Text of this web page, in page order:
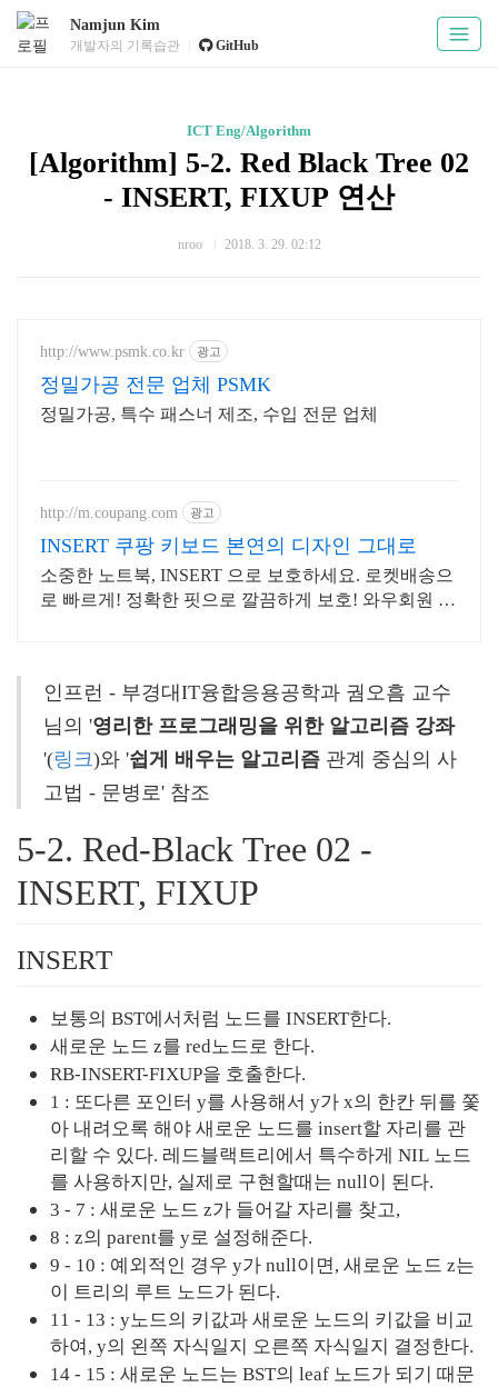
Namjun Kim
개발자의 기록습관 GitHub
ICT Eng/Algorithm
[Algorithm] 5-2. Red Black Tree 02
- INSERT, FIXUP 연산
nroo 2018. 3. 29. 02:12
http://www.psmk.co.kr 광고
정밀가공 전문 업체 PSMK
정밀가공, 특수 패스너 제조, 수입 전문 업체
http://m.coupang.com 광고
INSERT 쿠팡 키보드 본연의 디자인 그대로
소중한 노트북, INSERT 으로 보호하세요. 로켓배송으
로 빠르게! 정확한 핏으로 깔끔하게 보호! 와우회원 30
인프런 - 부경대IT융합응용공학과 궘오흠 교수
님의 '영리한 프로그래밍을 위한 알고리즘 강좌
'(링크)와 '쉽게 배우는 알고리즘 관계 중심의 사
고법 - 문병로' 참조
5-2. Red-Black Tree 02 -
INSERT, FIXUP
INSERT
보통의 BST에서처럼 노드를 INSERT한다.
새로운 노드 z를 red노드로 한다.
RB-INSERT-FIXUP을 호출한다.
1 : 또다른 포인터 y를 사용해서 y가 x의 한칸 뒤를 쫓
아 내려오록 해야 새로운 노드를 insert할 자리를 관
리할 수 있다. 레드블랙트리에서 특수하게 NIL 노드
를 사용하지만, 실제로 구현할때는 null이 된다.
3 - 7 : 새로운 노드 z가 들어갈 자리를 찾고,
8 : z의 parent를 y로 설정해준다.
9 - 10 : 예외적인 경우 y가 null이면, 새로운 노드 z는
이 트리의 루트 노드가 된다.
11 - 13 : y노드의 키값과 새로운 노드의 키값을 비교
하여, y의 왼쪽 자식일지 오른쪽 자식일지 결정한다.
14 - 15 : 새로운 노드는 BST의 leaf 노드가 되기 때문